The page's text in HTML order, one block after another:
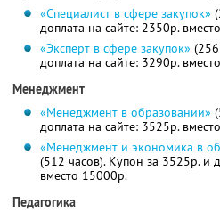
«Специалист в сфере закупок»
доплата на сайте: 2350р.
«Эксперт в сфере закупок»
доплата на сайте: 3290р.
Менеджмент
«Менеджмент в образовании»
доплата на сайте: 3525р.
«Менеджмент и экономика в
(512 часов). Купон за 3525р. и
вместо 15000р.
Педагогика